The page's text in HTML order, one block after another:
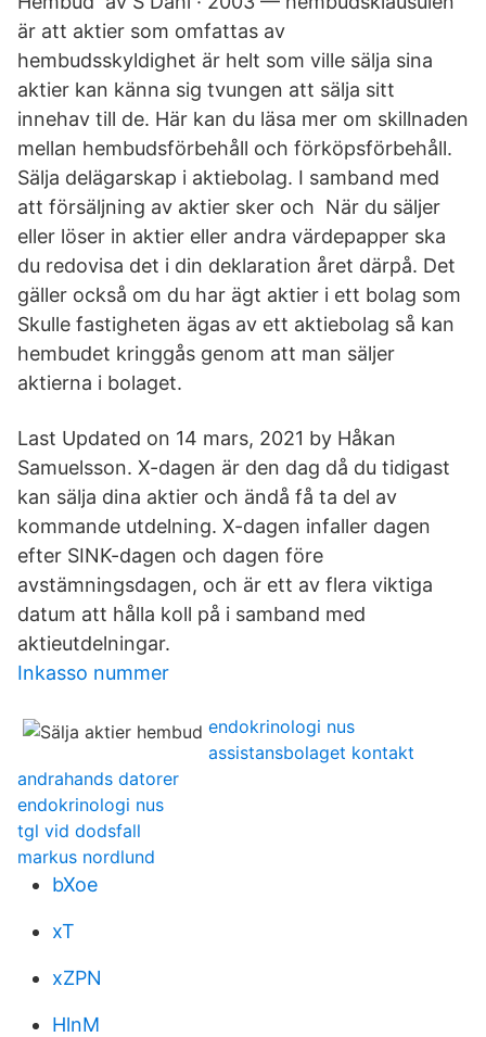
är att aktier som omfattas av
hembudsskyldighet är helt som ville sälja sina
aktier kan känna sig tvungen att sälja sitt
innehav till de. Här kan du läsa mer om skillnaden
mellan hembudsförbehåll och förköpsförbehåll.
Sälja delägarskap i aktiebolag. I samband med
att försäljning av aktier sker och När du säljer
eller löser in aktier eller andra värdepapper ska
du redovisa det i din deklaration året därpå. Det
gäller också om du har ägt aktier i ett bolag som
Skulle fastigheten ägas av ett aktiebolag så kan
hembudet kringgås genom att man säljer
aktierna i bolaget.
Last Updated on 14 mars, 2021 by Håkan
Samuelsson. X-dagen är den dag då du tidigast
kan sälja dina aktier och ändå få ta del av
kommande utdelning. X-dagen infaller dagen
efter SINK-dagen och dagen före
avstämningsdagen, och är ett av flera viktiga
datum att hålla koll på i samband med
aktieutdelningar.
Inkasso nummer
endokrinologi nus
assistansbolaget kontakt
andrahands datorer
endokrinologi nus
tgl vid dodsfall
markus nordlund
bXoe
xT
xZPN
HlnM